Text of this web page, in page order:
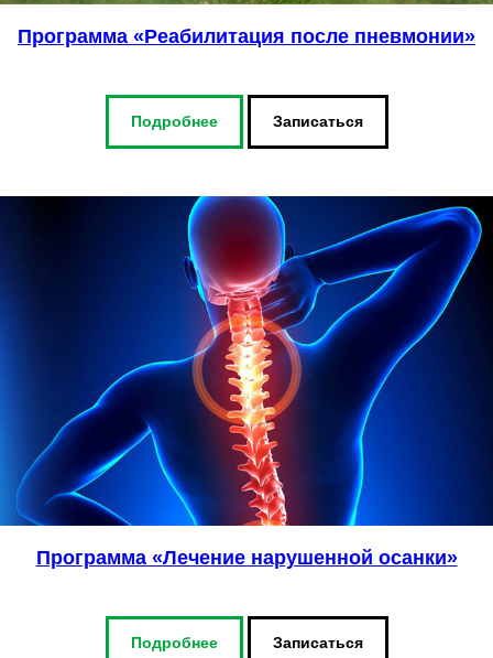
Программа «Реабилитация после пневмонии»
Подробнее Записаться
Программа «Лечение нарушенной осанки»
Подробнее Записаться